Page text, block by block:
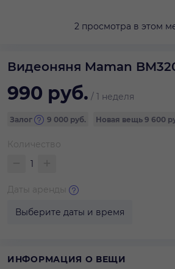
2 просмотра в этом
Видеоняня Maman
990 руб. / 1 неделя
Залог 9 000 руб. Новая вещь 9 600
Количество
Даты аренды
Выберите даты и время
ИНФОРМАЦИЯ О ВЕЩИ